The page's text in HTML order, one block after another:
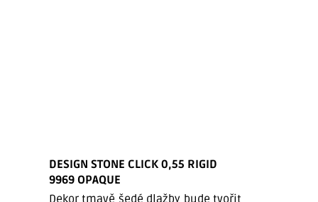
DESIGN STONE CLICK 0,55 RIGID
9969 OPAQUE
Dekor tmavě šedé dlažby bude tvořit